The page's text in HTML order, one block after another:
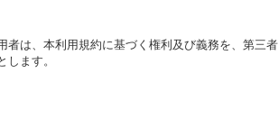
は、本利用規約に基づく権利及び義務を、第三
ます。